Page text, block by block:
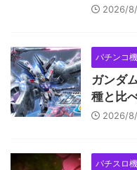
2026/
パチンコ
ガンダ
種と比
2026/
パチスロ